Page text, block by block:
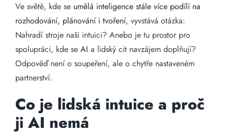
Kontakt
Ve světě, kde se umělá inteligence stále více podílí na
rozhodování, plánování i tvoření, vyvstává otázka:
Nahradí stroje naši intuici? Anebo je tu prostor pro
spolupráci, kde se AI a lidský cit navzájem doplňují?
Odpověď není o soupeření, ale o chytře nastaveném
partnerství.
Co je lidská intuice a proč
ji AI nemá